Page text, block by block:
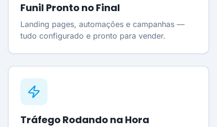
Funil Pronto no Final
Landing pages, automações e campanhas —
tudo configurado e pronto para vender.
Tráfego Rodando na Hora